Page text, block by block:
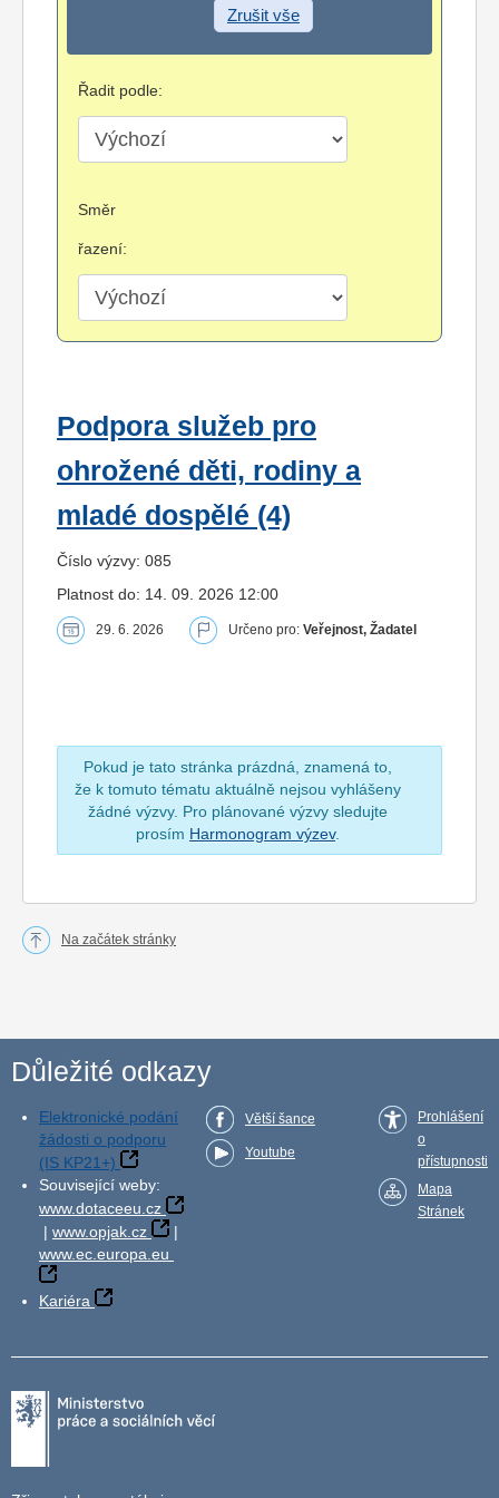
Zrušit vše
Řadit podle:
Směr
řazení:
Podpora služeb pro
ohrožené děti, rodiny a
mladé dospělé (4)
Číslo výzvy: 085
Platnost do: 14. 09. 2026 12:00
29. 6. 2026 Určeno pro: Veřejnost, Žadatel
Pokud je tato stránka prázdná, znamená to,
že k tomuto tématu aktuálně nejsou vyhlášeny
žádné výzvy. Pro plánované výzvy sledujte
prosím Harmonogram výzev.
Na začátek stránky
Důležité odkazy
Elektronické podání
žádosti o podporu
(IS KP21+)
Související weby:
www.dotaceeu.cz
| www.opjak.cz
|
www.ec.europa.eu
Kariéra
Větší šance
Youtube
Prohlášení
o
přístupnosti
Mapa
Stránek